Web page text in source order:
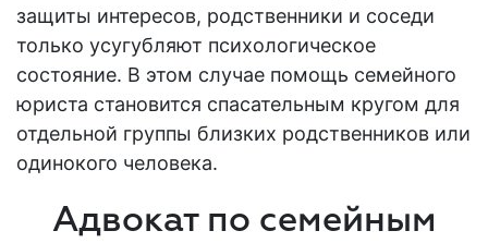
защиты интересов, родственники и соседи
только усугубляют психологическое
состояние. В этом случае помощь семейного
юриста становится спасательным кругом для
отдельной группы близких родственников или
одинокого человека.
Адвокат по семейным